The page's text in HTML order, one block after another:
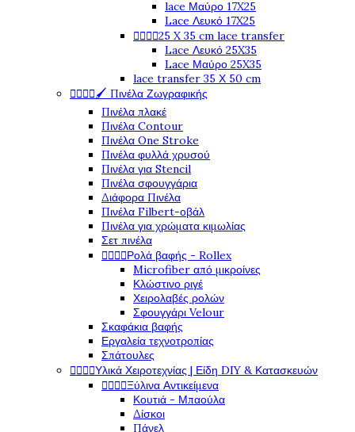
lace Μαύρο 17X25
Lace Λευκό 17X25
25 X 35 cm lace transfer
Lace Λευκό 25X35
Lace Μαύρο 25X35
lace transfer 35 Χ 50 cm
🖌️ Πινέλα Ζωγραφικής
Πινέλα πλακέ
Πινέλα Contour
Πινέλα One Stroke
Πινέλα φυλλά χρυσού
Πινέλα για Stencil
Πινέλα σφουγγάρια
Διάφορα Πινέλα
Πινέλα Filbert-οβάλ
Πινέλα για χρώματα κιμωλίας
Σετ πινέλα
Ρολά βαφής - Rollex
Microfiber από μικροίνες
Κλώστινο ριγέ
Χειρολαβές ρολών
Σφουγγάρι Velour
Σκαφάκια βαφής
Εργαλεία τεχνοτροπίας
Σπάτουλες
Υλικά Χειροτεχνίας | Είδη DIY & Κατασκευών
Ξύλινα Αντικείμενα
Κουτιά - Μπαούλα
Δίσκοι
Πάνελ